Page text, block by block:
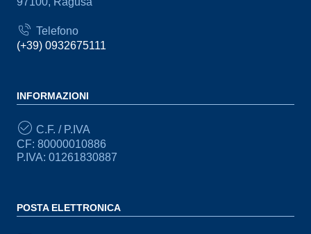
Telefono
(+39) 0932675111
INFORMAZIONI
C.F. / P.IVA
CF: 80000010886
P.IVA: 01261830887
POSTA ELETTRONICA